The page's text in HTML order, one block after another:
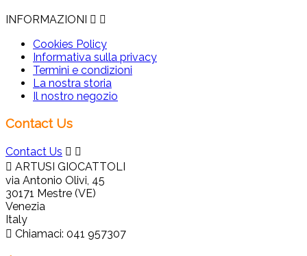
INFORMAZIONI  
Cookies Policy
Informativa sulla privacy
Termini e condizioni
La nostra storia
Il nostro negozio
Contact Us
Contact Us  
 ARTUSI GIOCATTOLI
via Antonio Olivi, 45
30171 Mestre (VE)
Venezia
Italy
 Chiamaci: 041 957307